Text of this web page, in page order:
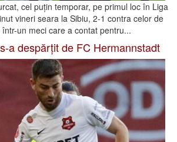
cel puțin temporar, pe primul loc în Liga
vineri seara la Sibiu, 2-1 contra celor de
un meci care a contat pentru...
a despărțit de FC Hermannstadt